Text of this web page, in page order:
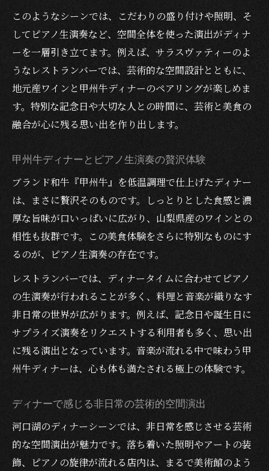
このようなシーンでは、こだわりの盛り付けや照明、そ
してピアノ生演奏など、空間全体を使った演出がディナ
ーを一層引き立てます。例えば、サラスヴァティーのよ
うなレストランバーでは、芸術的な空間設計とともに、
地元産ワインと甲州牛ディナーのペアリングが楽しめま
す。特別な記念日や大切な人との時間に、芸術と美食の
融合が心に残る思い出を作り出します。
甲州牛ディナーとピアノ生演奏の贅沢体験
ブランド和牛『甲州牛』を低温調理で仕上げたディナー
は、まさに贅沢そのものです。しっとりとした食感と濃
厚な旨味が口いっぱいに広がり、山梨県産のワインとの
相性も抜群です。この美食体験をさらに特別なものにす
るのが、ピアノ生演奏の存在です。
レストランバーでは、ディナータイムに合わせてピアノ
の生演奏が行われることが多く、料理と音楽が織りなす
非日常の世界が広がります。例えば、記念日や誕生日に
サプライズ演奏をリクエストする利用者も多く、思い出
に残る演出となっています。音楽が流れる中で味わう甲
州牛ディナーは、心も体も満たされる極上の体験です。
ディナーで感じる非日常の芸術的空間演出
河口湖のディナーシーンでは、非日常を感じさせる芸術
的な空間演出が魅力です。落ち着いた照明やアートの装
飾、ピアノの旋律が流れる店内は、まるで美術館のよう